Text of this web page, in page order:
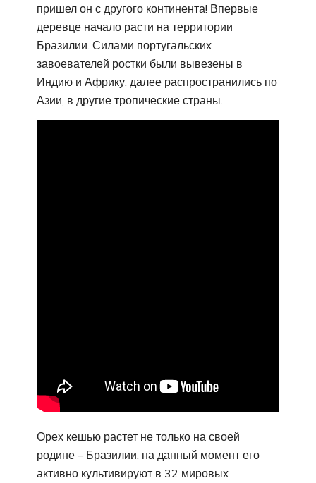
пришел он с другого континента! Впервые
деревце начало расти на территории
Бразилии. Силами португальских
завоевателей ростки были вывезены в
Индию и Африку, далее распространились по
Азии, в другие тропические страны.
Орех кешью растет не только на своей
родине – Бразилии, на данный момент его
активно культивируют в 32 мировых